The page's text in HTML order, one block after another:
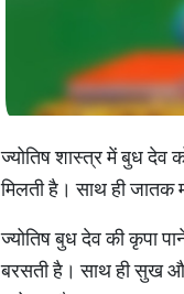
ज्योतिष शास्त्र में बुध देव
मिलती है। साथ ही जातक
ज्योतिष बुध देव की कृपा
बरसती है। साथ ही सुख